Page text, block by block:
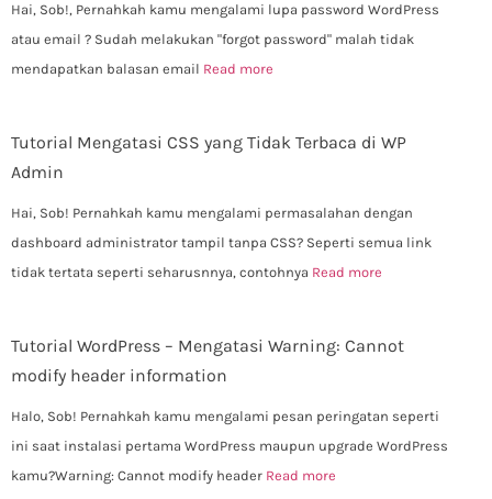
Hai, Sob!, Pernahkah kamu mengalami lupa password WordPress
atau email ? Sudah melakukan "forgot password" malah tidak
mendapatkan balasan email Read more
Tutorial Mengatasi CSS yang Tidak Terbaca di WP
Admin
Hai, Sob! Pernahkah kamu mengalami permasalahan dengan
dashboard administrator tampil tanpa CSS? Seperti semua link
tidak tertata seperti seharusnnya, contohnya Read more
Tutorial WordPress – Mengatasi Warning: Cannot
modify header information
Halo, Sob! Pernahkah kamu mengalami pesan peringatan seperti
ini saat instalasi pertama WordPress maupun upgrade WordPress
kamu?Warning: Cannot modify header Read more